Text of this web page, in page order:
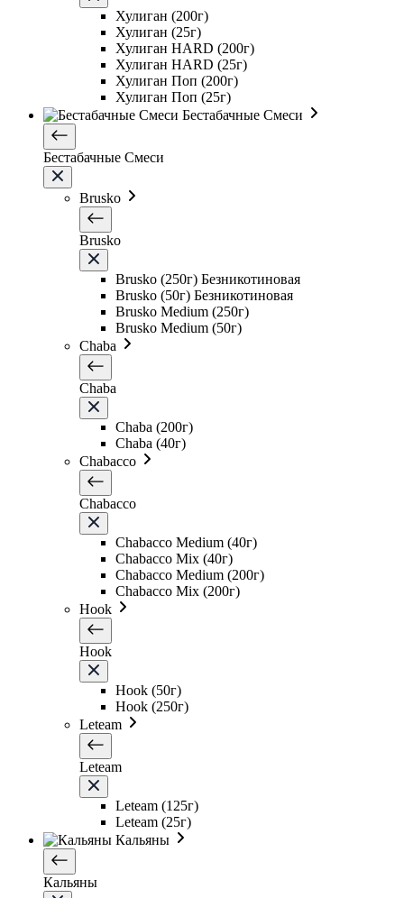
Хулиган (200г)
Хулиган (25г)
Хулиган HARD (200г)
Хулиган HARD (25г)
Хулиган Поп (200г)
Хулиган Поп (25г)
Бестабачные Смеси
Бестабачные Смеси
Brusko
Brusko
Brusko (250г) Безникотиновая
Brusko (50г) Безникотиновая
Brusko Medium (250г)
Brusko Medium (50г)
Chaba
Chaba
Chaba (200г)
Chaba (40г)
Chabacco
Chabacco
Chabacco Medium (40г)
Chabacco Mix (40г)
Chabacco Medium (200г)
Chabacco Mix (200г)
Hook
Hook
Hook (50г)
Hook (250г)
Leteam
Leteam
Leteam (125г)
Leteam (25г)
Кальяны
Кальяны